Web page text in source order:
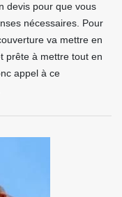
devis pour que vous
nécessaires. Pour
va mettre en
prête à mettre tout en
appel à ce